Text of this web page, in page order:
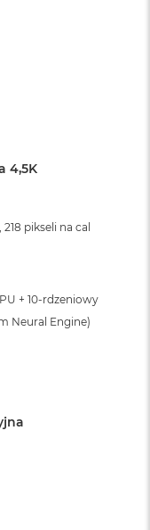
4,5K
pikseli na cal
+ 10-rdzeniowy
Neural Engine)